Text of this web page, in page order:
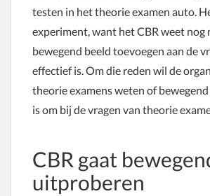
testen in het theorie examen auto.
experiment, want het CBR weet nog
bewegend beeld toevoegen aan de
effectief is. Om die reden wil de
theorie examens weten of
is om bij de vragen van theorie
CBR gaat
uitproberen